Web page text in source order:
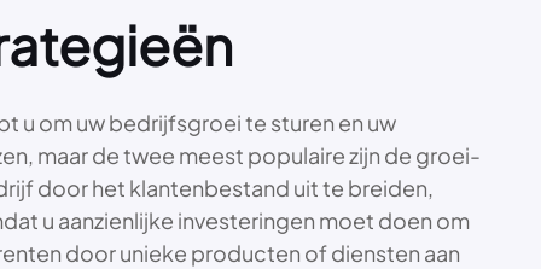
u om uw bedrijfsgroei te sturen en uw
maar de twee meest populaire zijn de groei-
door het klantenbestand uit te breiden,
u aanzienlijke investeringen moet doen om
door unieke producten of diensten aan